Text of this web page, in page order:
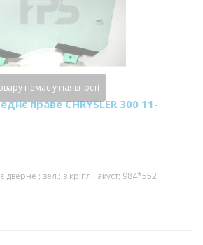
праве CHRYSLER 300 11-
; зел.; з кріпл.; акуст; 984*552
немає у наявності